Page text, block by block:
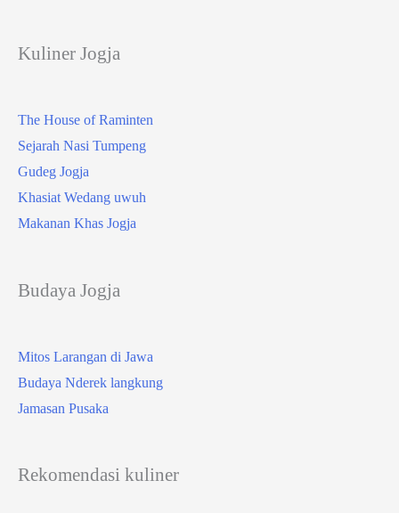
Kuliner Jogja
The House of Raminten
Sejarah Nasi Tumpeng
Gudeg Jogja
Khasiat Wedang uwuh
Makanan Khas Jogja
Budaya Jogja
Mitos Larangan di Jawa
Budaya Nderek langkung
Jamasan Pusaka
Rekomendasi kuliner